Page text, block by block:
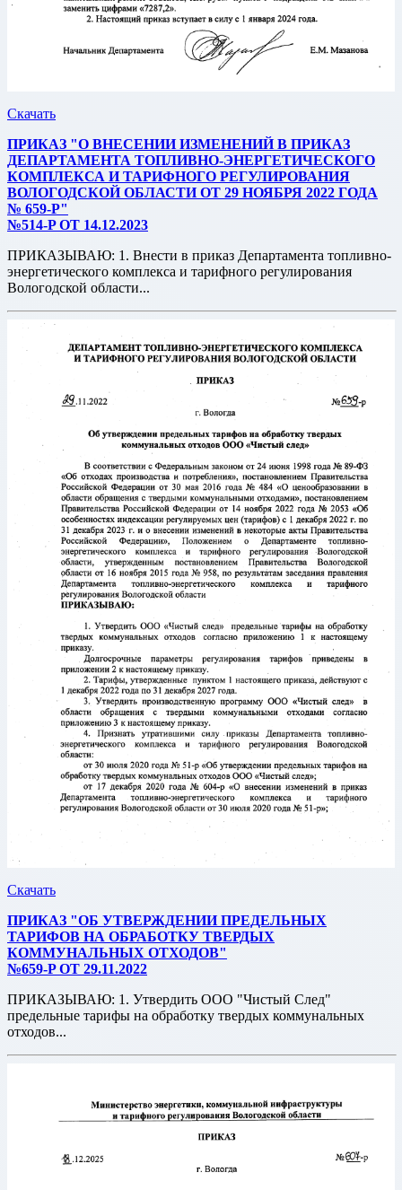
Скачать
ПРИКАЗ "О ВНЕСЕНИИ ИЗМЕНЕНИЙ В ПРИКАЗ
ДЕПАРТАМЕНТА ТОПЛИВНО-ЭНЕРГЕТИЧЕСКОГО
КОМПЛЕКСА И ТАРИФНОГО РЕГУЛИРОВАНИЯ
ВОЛОГОДСКОЙ ОБЛАСТИ ОТ 29 НОЯБРЯ 2022 ГОДА
№ 659-Р"
№514-P ОТ 14.12.2023
ПРИКАЗЫВАЮ: 1. Внести в приказ Департамента топливно-
энергетического комплекса и тарифного регулирования
Вологодской области...
Скачать
ПРИКАЗ "ОБ УТВЕРЖДЕНИИ ПРЕДЕЛЬНЫХ
ТАРИФОВ НА ОБРАБОТКУ ТВЕРДЫХ
КОММУНАЛЬНЫХ ОТХОДОВ"
№659-P ОТ 29.11.2022
ПРИКАЗЫВАЮ: 1. Утвердить ООО "Чистый След"
предельные тарифы на обработку твердых коммунальных
отходов...